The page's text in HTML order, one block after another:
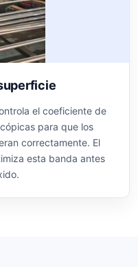
el coeficiente de
para que los
correctamente. El
esta banda antes